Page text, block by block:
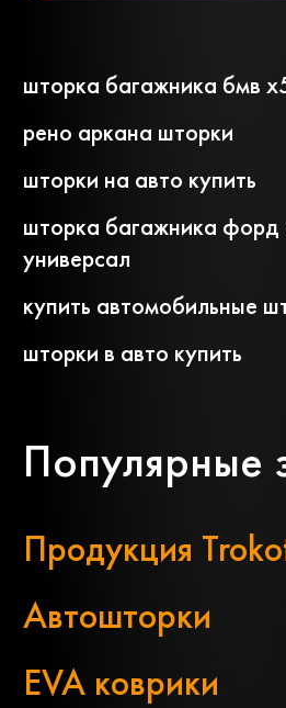
Популярные
Продукция
Автошторки
EVA коврики
шторка багажника бмв
рено аркана шторки
шторки на авто купить
шторка багажника форд
универсал
купить автомобильные
шторки в авто купить